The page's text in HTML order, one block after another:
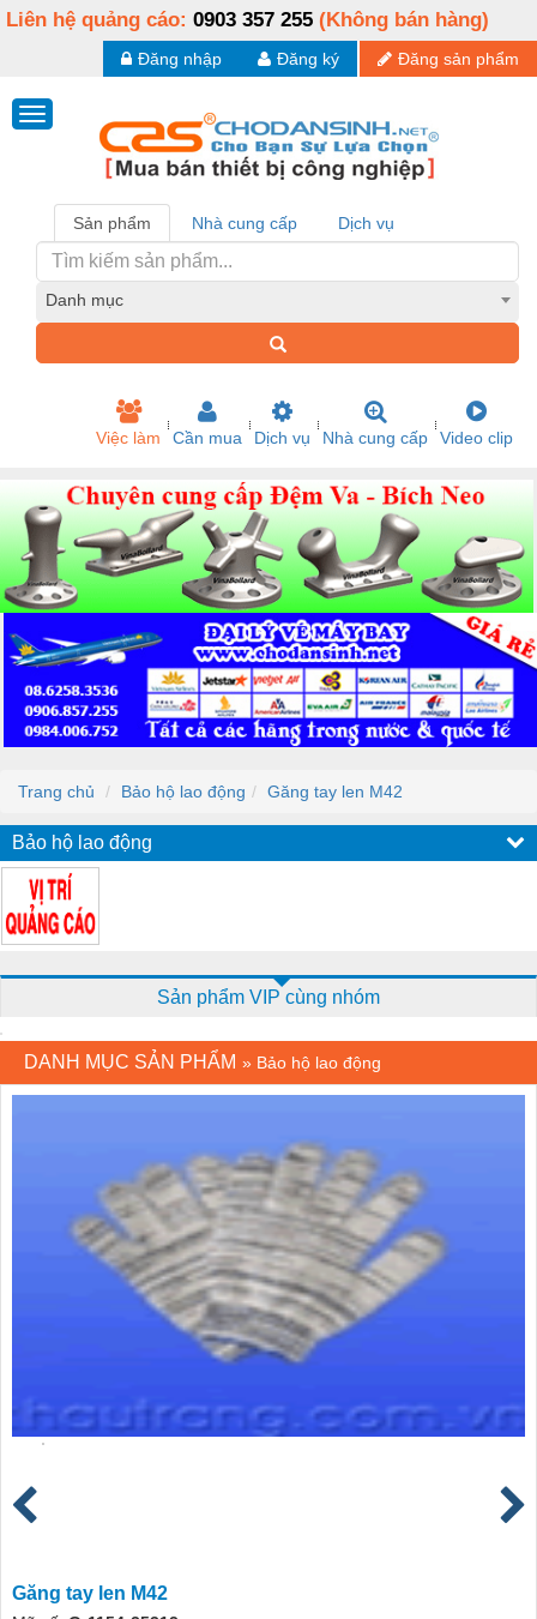
Liên hệ quảng cáo: 0903 357 255 (Không bán hàng)
Đăng sản phẩm
Đăng ký
Đăng nhập
Sản phẩm Nhà cung cấp Dịch vụ
Danh mục
Việc làm Cần mua Dịch vụ Nhà cung cấp Video clip
Trang chủ Bảo hộ lao động Găng tay len M42
Bảo hộ lao động
Sản phẩm VIP cùng nhóm
DANH MỤC SẢN PHẨM » Bảo hộ lao động
Găng tay len M42